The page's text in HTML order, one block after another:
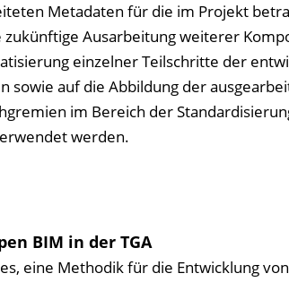
Metadaten für die im Projekt
Ausarbeitung weiterer
einzelner Teilschritte der
auf die Abbildung der
im Bereich der
werden.
BIM in der TGA
eine Methodik für die Entwicklung